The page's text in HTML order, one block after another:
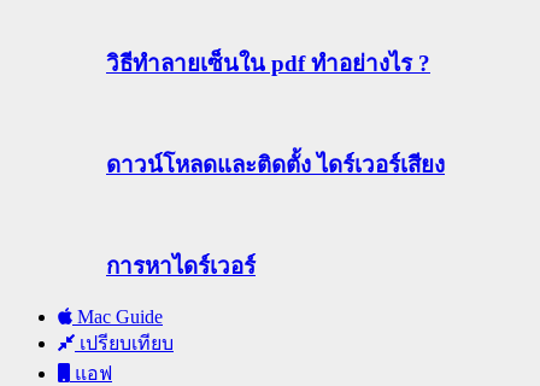
วิธีทําลายเซ็นใน pdf ทำอย่างไร ?
ดาวน์โหลดและติดตั้ง ไดร์เวอร์เสียง
การหาไดร์เวอร์
Mac Guide
เปรียบเทียบ
แอฟ